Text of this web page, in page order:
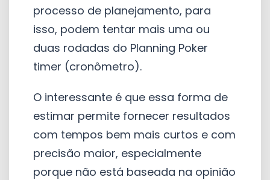
processo de planejamento, para
isso, podem tentar mais uma ou
duas rodadas do Planning Poker
timer (cronômetro).
O interessante é que essa forma de
estimar permite fornecer resultados
com tempos bem mais curtos e com
precisão maior, especialmente
porque não está baseada na opinião